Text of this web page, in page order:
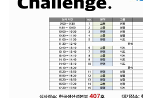
정에 많은 성원과 관심 부탁드립니다. 감사합니다.